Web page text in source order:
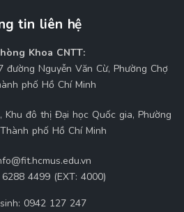
tin liên hệ
Khoa CNTT:
đường Nguyễn Văn Cừ, Phường Chợ
phố Hồ Chí Minh
Khu đô thị Đại học Quốc gia, Phường
phố Hồ Chí Minh
6288 4499 (EXT: 4000)
0942 127 247